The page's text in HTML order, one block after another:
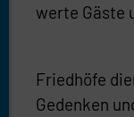
werte Gäste
Friedhöfe
Gedenken